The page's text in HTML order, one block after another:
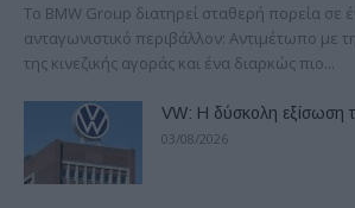
Το BMW Group διατηρεί σταθερή πορεία σε
ανταγωνιστικό περιβάλλον: Αντιμέτωπο με
της κινεζικής αγοράς και ένα διαρκώς πιο...
VW: Η δύσκολη εξίσωση
03/08/2026